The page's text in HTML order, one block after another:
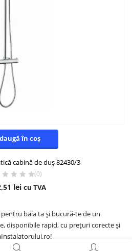
în coș
cabină de duș 82430/3
(0)
lei cu TVA
baia ta și bucură-te de un
disponibile rapid, cu prețuri corecte și